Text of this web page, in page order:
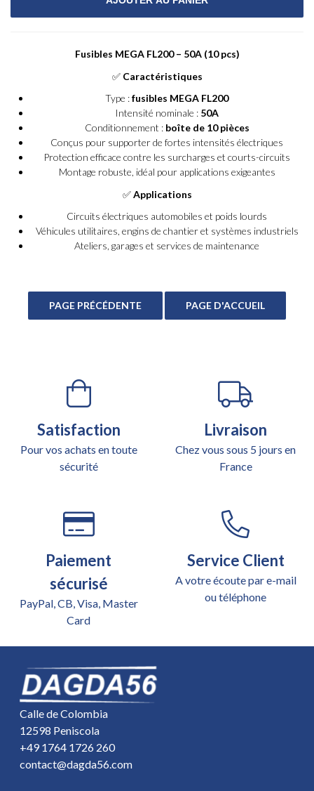
Fusibles MEGA FL200 – 50A (10 pcs)
✅ Caractéristiques
Type :fusibles MEGA FL200
Intensité nominale : 50A
Conditionnement : boîte de 10 pièces
Conçus pour supporter de fortes intensités électriques
Protection efficace contre les surcharges et courts-circuits
Montage robuste, idéal pour applications exigeantes
✅Applications
Circuits électriques automobiles et poids lourds
Véhicules utilitaires, engins de chantier et systèmes industriels
Ateliers, garages et services de maintenance
Satisfaction
Pour vos achats en toute
sécurité
Livraison
Chez vous sous 5 jours en
France
Paiement
sécurisé
PayPal, CB, Visa, Master
Card
Service Client
A votre écoute par e-mail
ou téléphone
Calle de Colombia
12598 Peniscola
+49 1764 1726 260
contact@dagda56.com